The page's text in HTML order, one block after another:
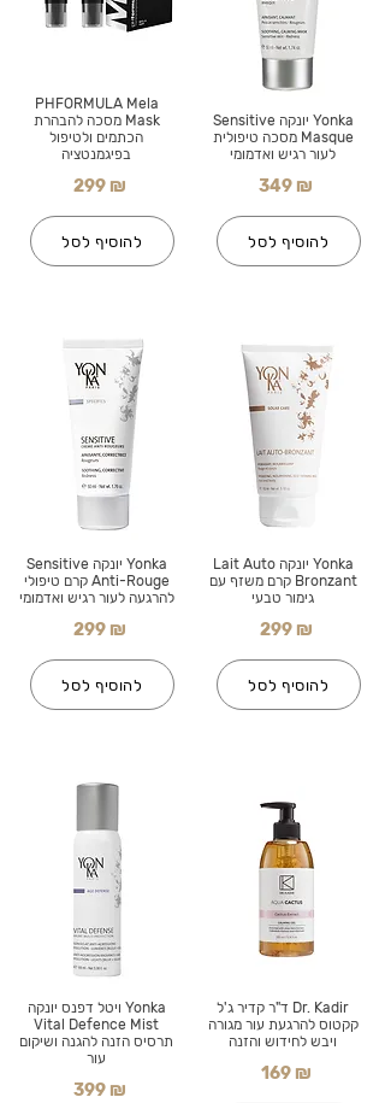
PHFORMULA Mela
Mask מסכה להבהרת
הכתמים ולטיפול
בפיגמנטציה
299 ₪
להוסיף לסל
Yonka יונקה Sensitive
Anti-Rouge קרם טיפולי
להרגעה לעור רגיש ואדמומי
299 ₪
להוסיף לסל
Yonka ויטל דפנס יונקה
Vital Defence Mist
תרסיס הזנה להגנה ושיקום
עור
399 ₪
Yonka יונקה Sensitive
Masque מסכה טיפולית
לעור רגיש ואדמומי
349 ₪
להוסיף לסל
Yonka יונקה Lait Auto
Bronzant קרם משזף עם
גימור טבעי
299 ₪
להוסיף לסל
Dr. Kadir ד"ר קדיר ג'ל
קקטוס להרגעת עור מגורה
ויבש לחידוש והזנה
169 ₪